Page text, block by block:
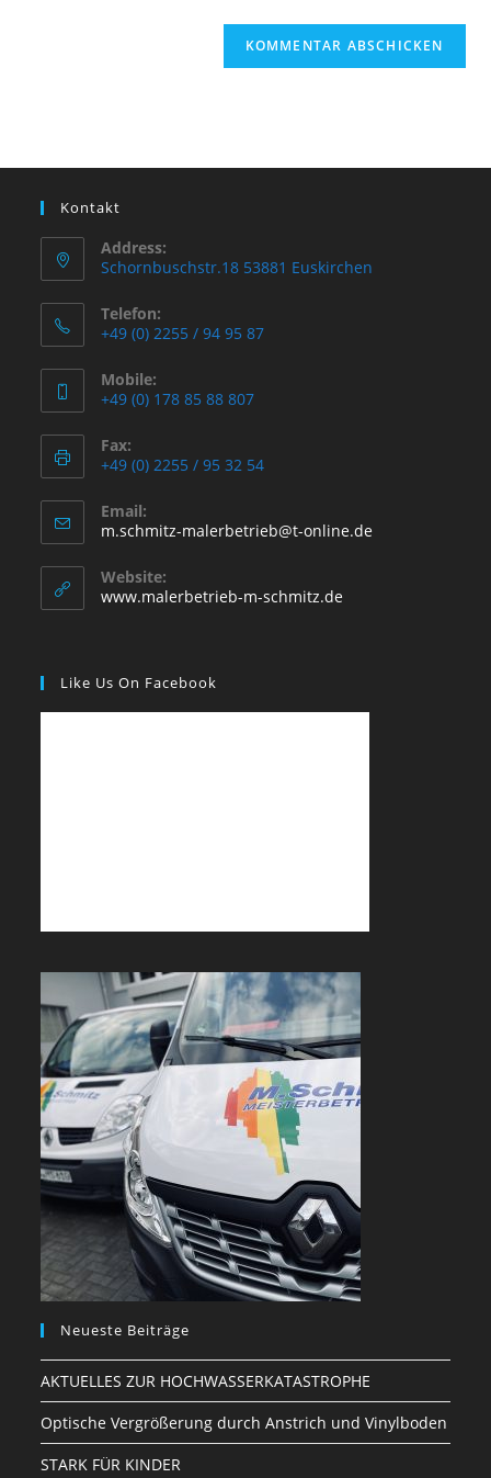
Kontakt
Address:
Schornbuschstr.18 53881 Euskirchen
Telefon:
+49 (0) 2255 / 94 95 87
Mobile:
+49 (0) 178 85 88 807
Fax:
+49 (0) 2255 / 95 32 54
Email:
m.schmitz-malerbetrieb@t-online.deOpens
Website:
www.malerbetrieb-m-schmitz.de
Like Us On Facebook
Neueste Beiträge
AKTUELLES ZUR HOCHWASSERKATASTROPHE
Optische Vergrößerung durch Anstrich und Vinylboden
STARK FÜR KINDER